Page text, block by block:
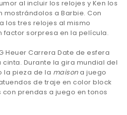
al incluir los relojes y Ken los
a Barbie. Con
los tres relojes al mismo
factor sorpresa en la película.
Heuer Carrera Date de esfera
Durante la gira mundial del
la pieza de la maisona juego
de traje en color block
prendas a juego en tonos